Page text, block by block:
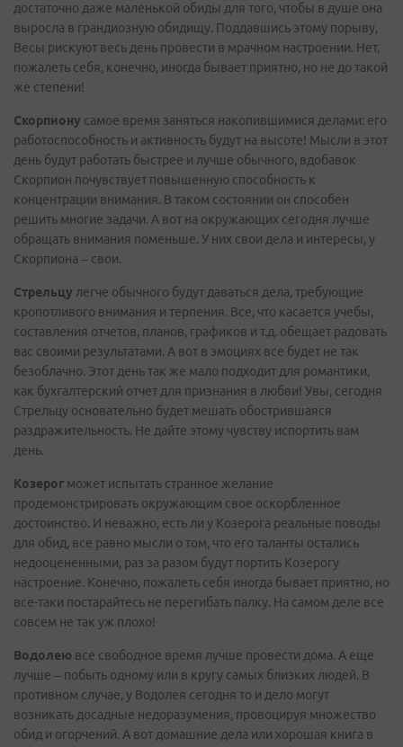
достаточно даже маленькой обиды для того, чтобы в душе она
выросла в грандиозную обидищу. Поддавшись этому порыву,
Весы рискуют весь день провести в мрачном настроении. Нет,
пожалеть себя, конечно, иногда бывает приятно, но не до такой
же степени!
Скорпиону самое время заняться накопившимися делами: его
работоспособность и активность будут на высоте! Мысли в этот
день будут работать быстрее и лучше обычного, вдобавок
Скорпион почувствует повышенную способность к
концентрации внимания. В таком состоянии он способен
решить многие задачи. А вот на окружающих сегодня лучше
обращать внимания поменьше. У них свои дела и интересы, у
Скорпиона – свои.
Стрельцу легче обычного будут даваться дела, требующие
кропотливого внимания и терпения. Все, что касается учебы,
составления отчетов, планов, графиков и т.д. обещает радовать
вас своими результатами. А вот в эмоциях все будет не так
безоблачно. Этот день так же мало подходит для романтики,
как бухгалтерский отчет для признания в любви! Увы, сегодня
Стрельцу основательно будет мешать обострившаяся
раздражительность. Не дайте этому чувству испортить вам
день.
Козерог может испытать странное желание
продемонстрировать окружающим свое оскорбленное
достоинство. И неважно, есть ли у Козерога реальные поводы
для обид, все равно мысли о том, что его таланты остались
недооцененными, раз за разом будут портить Козерогу
настроение. Конечно, пожалеть себя иногда бывает приятно, но
все-таки постарайтесь не перегибать палку. На самом деле все
совсем не так уж плохо!
Водолею все свободное время лучше провести дома. А еще
лучше – побыть одному или в кругу самых близких людей. В
противном случае, у Водолея сегодня то и дело могут
возникать досадные недоразумения, провоцируя множество
обид и огорчений. А вот домашние дела или хорошая книга в